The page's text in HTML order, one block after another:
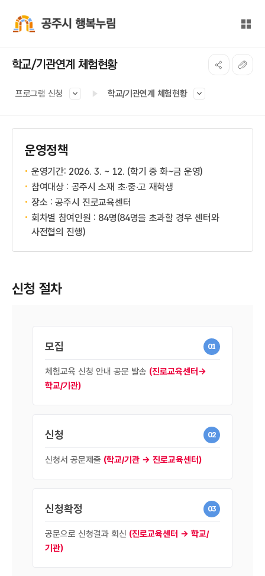
전체
학교/기관연계 체험현황
프로그램 신청 학교/기관연계 체험현황
운영정책
운영기간: 2026. 3. ~ 12. (학기 중 화~금 운영)
참여대상 : 공주시 소재 초‧중‧고 재학생
장소 : 공주시 진로교육센터
회차별 참여인원 : 84명(84명을 초과할 경우 센터와
사전협의 진행)
신청 절차
01
모집
체험교육 신청 안내 공문 발송 (진로교육센터→
학교/기관)
02
신청
신청서 공문제출 (학교/기관 → 진로교육센터)
03
신청확정
공문으로 신청결과 회신 (진로교육센터 → 학교/
기관)